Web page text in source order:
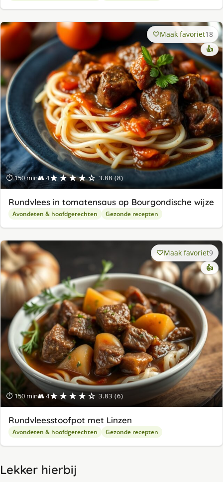
⏱ 150 min👥 4★★★★☆ 3.88 (8)
Maak favoriet18
👍
Rundvlees in tomatensaus op Bourgondische wijze
Avondeten & hoofdgerechten Gezonde recepten
⏱ 150 min👥 4★★★★☆ 3.83 (6)
Maak favoriet9
👍
Rundvleesstoofpot met Linzen
Avondeten & hoofdgerechten Gezonde recepten
Lekker hierbij